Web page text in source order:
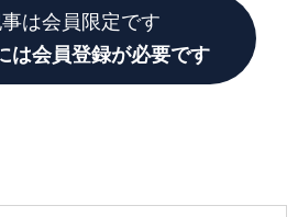
は会員限定です
は会員登録が必要です